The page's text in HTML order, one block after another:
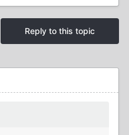
Reply to this topic